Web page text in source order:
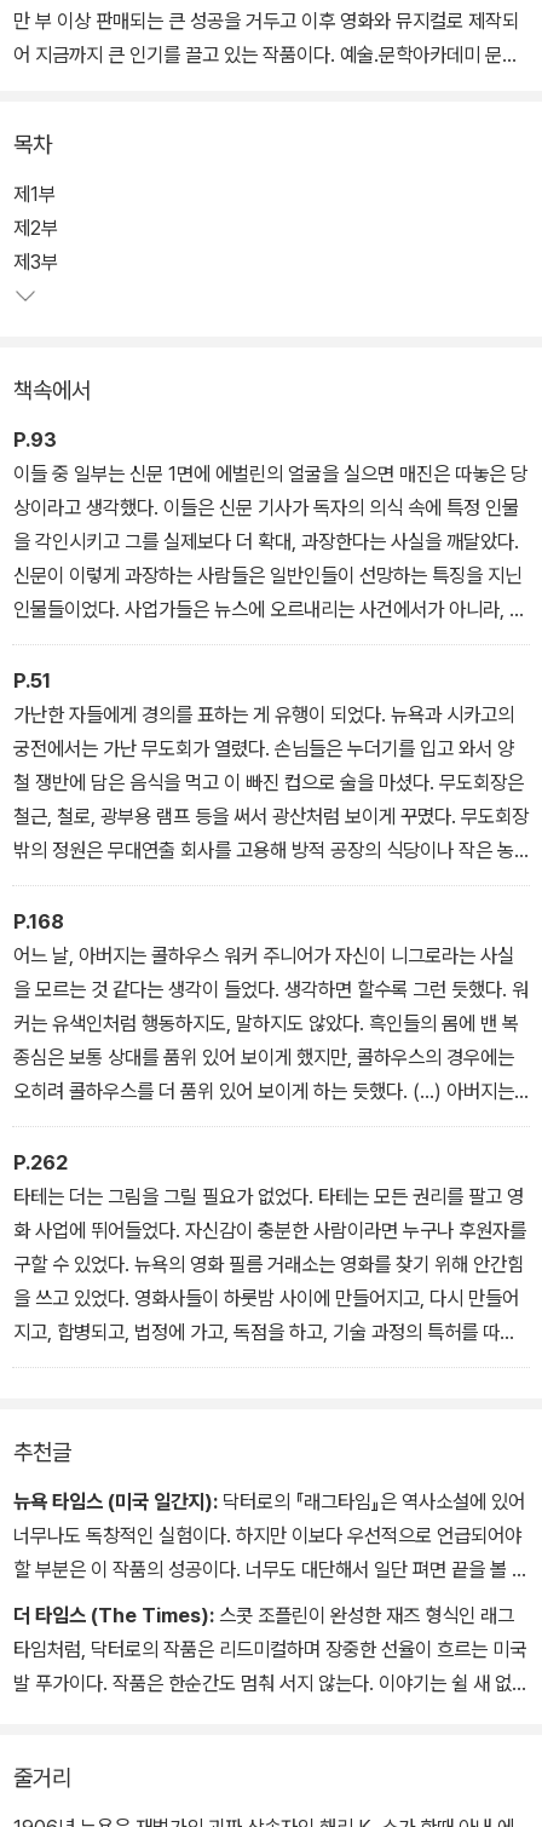
만 부 이상 판매되는 큰 성공을 거두고 이후 영화와 뮤지컬로 제작되
어 지금까지 큰 인기를 끌고 있는 작품이다. 예술.문학아카데미 문학
<래그타임>은 20세기의 여명부터 1차세계대전 직전까지를 다룬 새
로운 형식의 역사소설이다. 해리 후디니, 에벌린 네즈빗, 스탠퍼드 화
이트, J. P. 모건, 헨리 포드와 옘마 골드만 등의 실존인물을 허구적
인물과 사건에 엮어 20세기 초, 미국 사회 전 분야에서 이루어진 변
혁의 순간을 조명했다.
왼손으로는 규칙적인 리듬을, 오른손으로는 빠르고 힘찬 당김음을 연
주하는 방식의 피아노 음악이다. 이를 통해 누군가는 여전히 19세기
적 가치관으로 관성적 삶을 살고 또 누군가는 20세기의 새로운 변혁
의 흐름을 수용하거나 변혁을 이끌어내는 다양한 삶의 모습을 은유한
다. 더불어 여성, 이민자, 흑인, 노동자 등의 약자를 성장의 동력으로
취했던 '걸레(rag)' 같은 '시대(time)'의 어두운 이면을 고발하기도 한
다.
목차
제1부
제2부
제3부
책속에서
P.93
이들 중 일부는 신문 1면에 에벌린의 얼굴을 실으면 매진은 따놓은 당
상이라고 생각했다. 이들은 신문 기사가 독자의 의식 속에 특정 인물
을 각인시키고 그를 실제보다 더 확대, 과장한다는 사실을 깨달았다.
신문이 이렇게 과장하는 사람들은 일반인들이 선망하는 특징을 지닌
인물들이었다. 사업가들은 뉴스에 오르내리는 사건에서가 아니라, 그
들 매체의 제작물에서 이런 인물을 창조할 수 있지 않을까 궁리하게
되었다. 만약 그렇게 할 수만 있다면 더 많은 사람들이 영화를 보려고
지갑을 열게 될 것이었다. 그리하여 에벌린은 영화 스타 시스템의 개
념에 영감을 제공하고, 테다 바라에서 메릴린 먼로에 이르기까지 모
든 섹스 여신의 모델이 되었다. 에벌린의 중요성을 인식한 두번째 무
리는 각계의 노조 지도자와 무정부주의자, 사회주의자 들이었다. 에
벌린이 결국은 노동자의 이익에서 광산 소유주나 철강 제조업자보다
훨씬 더 위협적인 존재가 될 것임을 제대로 예측한 사람들이었다.
P.51
가난한 자들에게 경의를 표하는 게 유행이 되었다. 뉴욕과 시카고의
궁전에서는 가난 무도회가 열렸다. 손님들은 누더기를 입고 와서 양
철 쟁반에 담은 음식을 먹고 이 빠진 컵으로 술을 마셨다. 무도회장은
철근, 철로, 광부용 램프 등을 써서 광산처럼 보이게 꾸몄다. 무도회장
밖의 정원은 무대연출 회사를 고용해 방적 공장의 식당이나 작은 농
장처럼 보이게 만들었다. 손님들은 은쟁반에 놓인 담배꽁초를 피웠
다. 순회극단이 흑인 분장을 하고 노래를 불렀다. 가축 방목장 무도회
를 연 사람도 있었다. 손님들은 긴 앞치마를 두르고 머리에 하얀 모자
를 썼다. 피투성이가 된 소의 사체가 움직이는 도르래에 걸린 채 벽을
따라 도는 속에서 손님들은 식사를 하고 춤을 췄다. 내장이 바닥으로
쏟아졌다. 수익금은 자선사업에 쓰였다.
P.168
어느 날, 아버지는 콜하우스 워커 주니어가 자신이 니그로라는 사실
을 모르는 것 같다는 생각이 들었다. 생각하면 할수록 그런 듯했다. 워
커는 유색인처럼 행동하지도, 말하지도 않았다. 흑인들의 몸에 밴 복
종심은 보통 상대를 품위 있어 보이게 했지만, 콜하우스의 경우에는
오히려 콜하우스를 더 품위 있어 보이게 하는 듯했다. (...) 아버지는
콜하우스에게 위험한 구석이 있다는 사실을 눈치 챘다. 그 사람이 구
애하는 걸 도우면 안 될 거 같아요, 아버지가 어머니에게 말했다. 그
사람, 좀 무모한 구석이 있어요. 매튜 헨슨조차 자기 분수를 알았다고
요.
P.262
타테는 더는 그림을 그릴 필요가 없었다. 타테는 모든 권리를 팔고 영
화 사업에 뛰어들었다. 자신감이 충분한 사람이라면 누구나 후원자를
구할 수 있었다. 뉴욕의 영화 필름 거래소는 영화를 찾기 위해 안간힘
을 쓰고 있었다. 영화사들이 하룻밤 사이에 만들어지고, 다시 만들어
지고, 합병되고, 법정에 가고, 독점을 하고, 기술 과정의 특허를 따냈
으며, 이는 모든 면에서 볼 때 새로운 산업이 나타날 때 겪게 되는 혼
아주 가난한 사람들이었으며, 자기 작위를 가지고 벼락부자의 딸과
결혼해볼까 하는 희망에 오래전에 미국으로 이민 온 사람들이었다.
그래서 타테는 남작 작위가 있는 것처럼 행세했다. 기독교 세계에서
이 방법은 잘 먹혀들었다. 타테는 강한 이디시 억양을 지울 필요 없이
그저 혀를 굴리며 멋들어지게 발음하기만 하면 되었다. 타테는 머리
와 턱수염을 본래의 검은색으로 염색했다. 새 사람이 되었다.
추천글
뉴욕 타임스 (미국 일간지): 닥터로의 『래그타임』은 역사소설에 있어
너무나도 독창적인 실험이다. 하지만 이보다 우선적으로 언급되어야
할 부분은 이 작품의 성공이다. 너무도 대단해서 일단 펴면 끝을 볼 수
밖에 없다.
더 타임스 (The Times): 스콧 조플린이 완성한 재즈 형식인 래그
타임처럼, 닥터로의 작품은 리드미컬하며 장중한 선율이 흐르는 미국
발 푸가이다. 작품은 한순간도 멈춰 서지 않는다. 이야기는 쉴 새 없이
줄거리